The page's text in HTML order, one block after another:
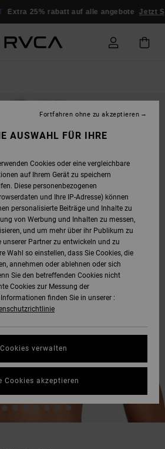
Extra 25% rabatt auf alle angebote Jetzt
AUSWAHL FÜR IHRE
Cookies oder eine vergleichbare
auf Ihrem Gerät zu speichern
Diese personenbezogenen
und Ihre IP-Adresse) können
personalisierte Beiträge und Inhalte zu
von Werbung und Inhalten zu messen,
und um mehr über ihr Publikum zu
Partner zu entwickeln und zu
Wahl so einstellen, dass Sie Cookies, die
annehmen oder ablehnen oder sich
Sie den betreffenden Cookies nicht
Cookies zur Messung der
finden Sie in unserer :
Cookies verwalten
Fortfahren ohne zu akzeptieren
Cookies akzeptieren